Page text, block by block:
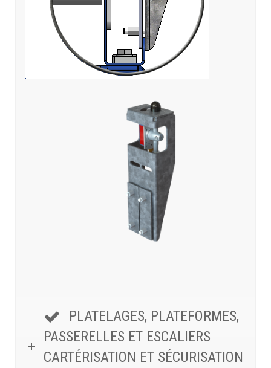
PLATELAGES, PLATEFORMES,
PASSERELLES ET ESCALIERS
CARTÉRISATION ET SÉCURISATION